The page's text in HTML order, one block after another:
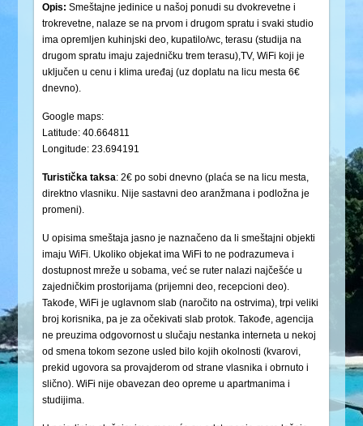
Opis: Smeštajne jedinice u našoj ponudi su dvokrevetne i
trokrevetne, nalaze se na prvom i drugom spratu i svaki studio
ima opremljen kuhinjski deo, kupatilo/wc, terasu (studija na
drugom spratu imaju zajedničku trem terasu),TV, WiFi koji je
uključen u cenu i klima uređaj (uz doplatu na licu mesta 6€
dnevno).
Google maps:
Latitude: 40.664811
Longitude: 23.694191
Turistička taksa: 2€ po sobi dnevno (plaća se na licu mesta,
direktno vlasniku. Nije sastavni deo aranžmana i podložna je
promeni).
U opisima smeštaja jasno je naznačeno da li smeštajni objekti
imaju WiFi. Ukoliko objekat ima WiFi to ne podrazumeva i
dostupnost mreže u sobama, već se ruter nalazi najčešće u
zajedničkim prostorijama (prijemni deo, recepcioni deo).
Takođe, WiFi je uglavnom slab (naročito na ostrvima), trpi veliki
broj korisnika, pa je za očekivati slab protok. Takođe, agencija
ne preuzima odgovornost u slučaju nestanka interneta u nekoj
od smena tokom sezone usled bilo kojih okolnosti (kvarovi,
prekid ugovora sa provajderom od strane vlasnika i obrnuto i
slično). WiFi nije obavezan deo opreme u apartmanima i
studijima.